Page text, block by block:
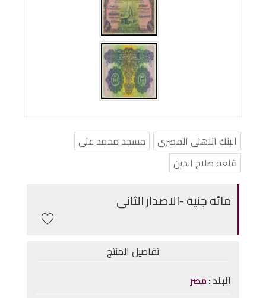
البنك الاهلى المصرى
مسجد محمد على
قلعه صلاح الدين
مائه جنيه -الاصدار الثانى
تفاصيل المنتج
البلد مصر